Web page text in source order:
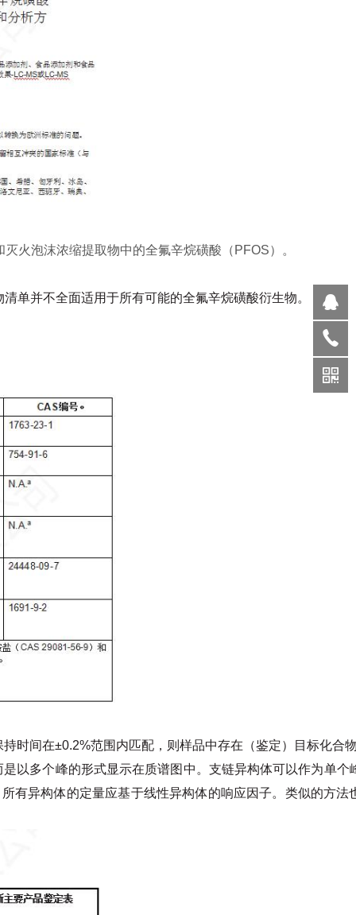
火泡沫浓缩提取物中的全氟辛烷磺酸（PFOS）。
单并不全面适用于所有可能的全氟辛烷磺酸衍生物。
时间在±0.2%范围内匹配，则样品中存在（鉴定）目标化合
以多个峰的形式显示在质谱图中。支链异构体可以作为单个
有异构体的定量应基于线性异构体的响应因子。类似的方法